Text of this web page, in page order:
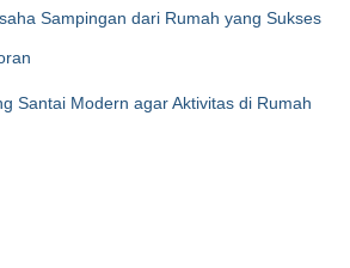
Sampingan dari Rumah yang Sukses
Santai Modern agar Aktivitas di Rumah